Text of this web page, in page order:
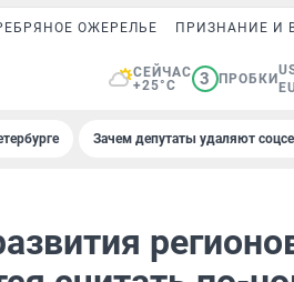
ОЖЕРЕЛЬЕ ПРИЗНАНИЕ И
СЕЙЧАС
+25°C
3 ПРОБКИ
Зачем депутаты удаляют